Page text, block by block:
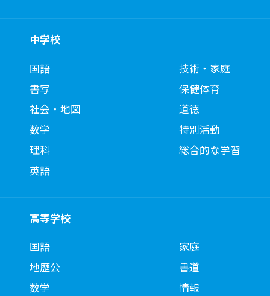
中学校
国語
書写
社会・地図
数学
理科
英語
技術・家庭
保健体育
道徳
特別活動
総合的な学習
高等学校
国語
地歴公
数学
家庭
書道
情報